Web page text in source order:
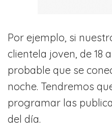
Por ejemplo, si
clientela joven, de 18
probable que se
noche. Tendremos
programar las
del día.